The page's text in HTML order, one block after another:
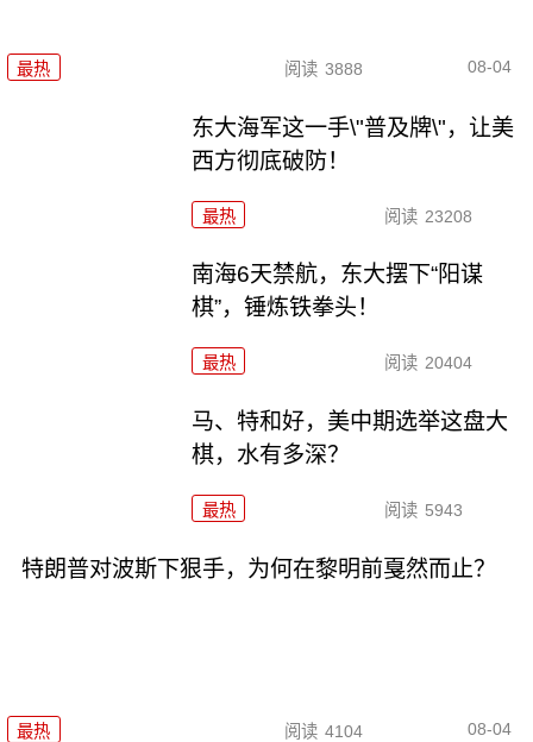
最热 阅读 3888 08-04
东大海军这一手\"普及牌\"，让美
西方彻底破防！
最热 阅读 23208
南海6天禁航，东大摆下“阳谋
棋”，锤炼铁拳头！
最热 阅读 20404
马、特和好，美中期选举这盘大
棋，水有多深？
最热 阅读 5943
特朗普对波斯下狠手，为何在黎明前戛然而止？
最热 阅读 4104 08-04